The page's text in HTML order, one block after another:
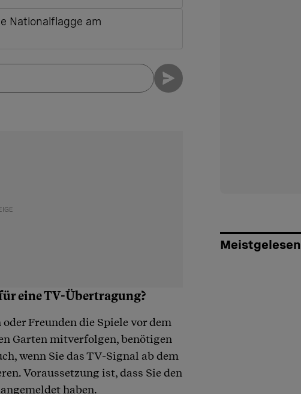
Nationalflagge am
eine TV-Übertragung?
Freunden die Spiele vor dem
Garten mitverfolgen, benötigen
wenn Sie das TV-Signal ab dem
Voraussetzung ist, dass Sie den
angemeldet haben.
Meistgelesen